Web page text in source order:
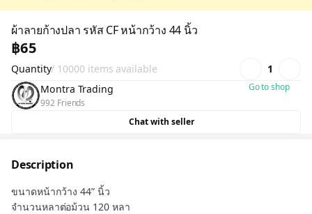
ผ้าลายก้างปลา รหัส CF หน้ากว้าง 44 นิ้ว
฿65
Quantity/ 10000 items available
1
Montra Trading
992 Friends
Go to shop
Chat with seller
Description
ขนาดหน้ากว้าง 44” นิ้ว
จำนวนหลาต่อม้วน 120 หลา